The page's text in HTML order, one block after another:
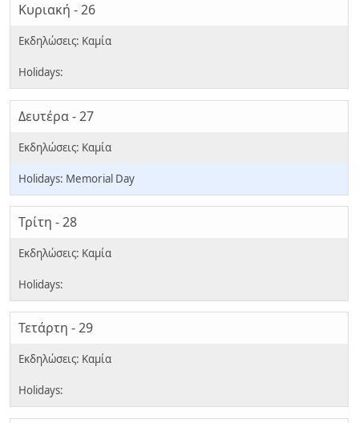
Κυριακή - 26
Δευτέρα - 27
Memorial Day
Τρίτη - 28
Τετάρτη - 29